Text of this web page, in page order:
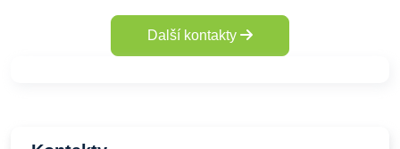
Další kontakty